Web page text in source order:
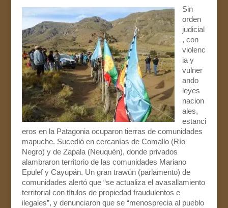
Sin
orden
judicial
, con
violenc
ia y
vulner
ando
leyes
nacion
ales,
estanci
eros en la Patagonia ocuparon tierras de comunidades
mapuche. Sucedió en cercanías de Comallo (Río
Negro) y de Zapala (Neuquén), donde privados
alambraron territorio de las comunidades Mariano
Epulef y Cayupán. Un gran trawün (parlamento) de
comunidades alertó que “se actualiza el avasallamiento
territorial con títulos de propiedad fraudulentos e
ilegales”, y denunciaron que se “menosprecia al pueblo